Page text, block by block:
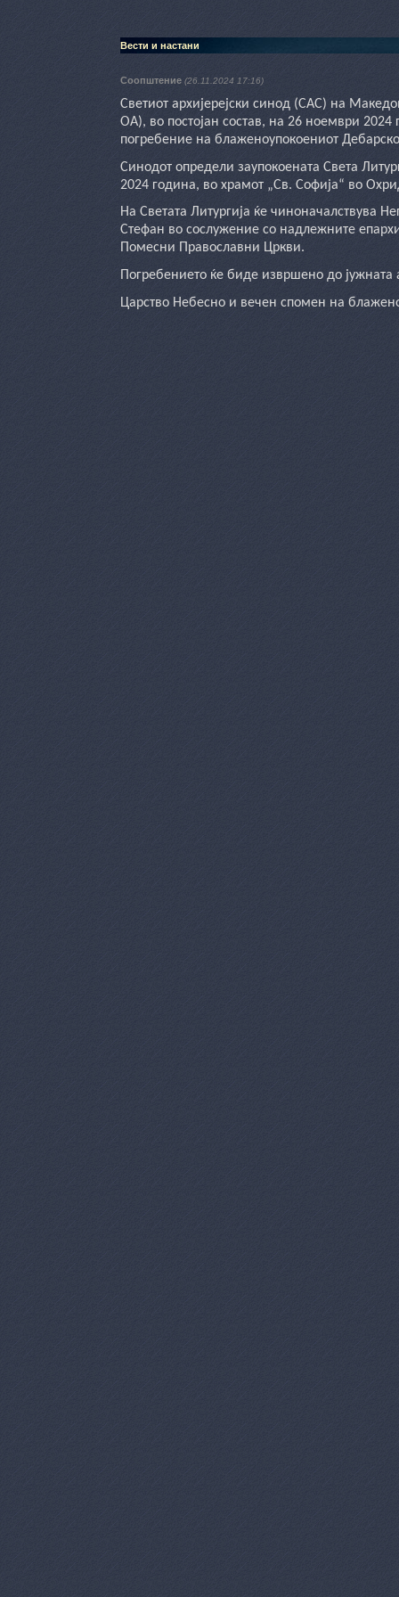
Вести и настани
Соопштение (26.11.2024 17:16)
Светиот архијерејски синод (САС) на
ОА), во постојан состав, на 26 ноември
погребение на блаженоупокоениот
Синодот определи заупокоената Света
2024 година, во храмот „Св. Софија“ во
На Светата Литургија ќе чиноначалствува
Стефан во сослужение со надлежните
Помесни Православни Цркви.
Погребението ќе биде извршено до
Царство Небесно и вечен спомен на